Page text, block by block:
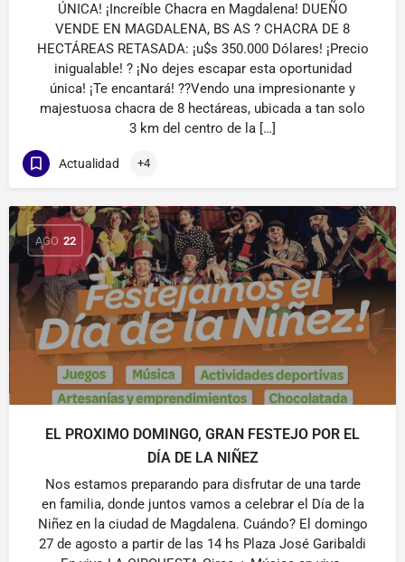
ÚNICA! ¡Increíble Chacra en Magdalena! DUEÑO
VENDE EN MAGDALENA, BS AS ? CHACRA DE 8
HECTÁREAS RETASADA: ¡u$s 350.000 Dólares! ¡Precio
inigualable! ? ¡No dejes escapar esta oportunidad
única! ¡Te encantará! ??Vendo una impresionante y
majestuosa chacra de 8 hectáreas, ubicada a tan solo
3 km del centro de la […]
Actualidad +4
AGO 22
EL PROXIMO DOMINGO, GRAN FESTEJO POR EL
DÍA DE LA NIÑEZ
Nos estamos preparando para disfrutar de una tarde
en familia, donde juntos vamos a celebrar el Día de la
Niñez en la ciudad de Magdalena. Cuándo? El domingo
27 de agosto a partir de las 14 hs Plaza José Garibaldi